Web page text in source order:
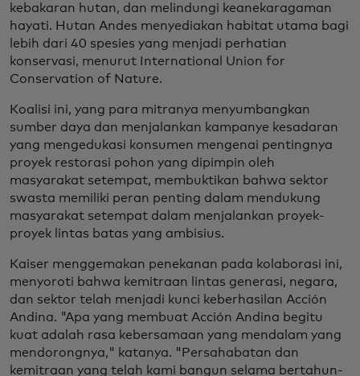
kebakaran hutan, dan melindungi keanekaragaman
hayati. Hutan Andes menyediakan habitat utama bagi
lebih dari 40 spesies yang menjadi perhatian
konservasi, menurut International Union for
Conservation of Nature.
Koalisi ini, yang para mitranya menyumbangkan
sumber daya dan menjalankan kampanye kesadaran
yang mengedukasi konsumen mengenai pentingnya
proyek restorasi pohon yang dipimpin oleh
masyarakat setempat, membuktikan bahwa sektor
swasta memiliki peran penting dalam mendukung
masyarakat setempat dalam menjalankan proyek-
proyek lintas batas yang ambisius.
Kaiser menggemakan penekanan pada kolaborasi ini,
menyoroti bahwa kemitraan lintas generasi, negara,
dan sektor telah menjadi kunci keberhasilan Acción
Andina. "Apa yang membuat Acción Andina begitu
kuat adalah rasa kebersamaan yang mendalam yang
mendorongnya," katanya. "Persahabatan dan
kemitraan yang telah kami bangun selama bertahun-